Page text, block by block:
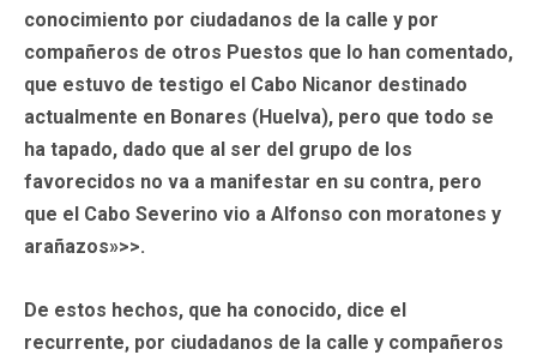
conocimiento por ciudadanos de la calle y por
compañeros de otros Puestos que lo han comentado,
que estuvo de testigo el Cabo Nicanor destinado
actualmente en Bonares (Huelva), pero que todo se
ha tapado, dado que al ser del grupo de los
favorecidos no va a manifestar en su contra, pero
que el Cabo Severino vio a Alfonso con moratones y
arañazos»>>.
De estos hechos, que ha conocido, dice el
recurrente, por ciudadanos de la calle y compañeros